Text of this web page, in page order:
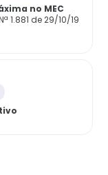
no MEC
1.881 de 29/10/19